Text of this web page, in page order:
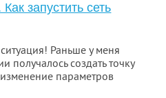
запустить сеть
Раньше у меня
получалось создать точку
параметров